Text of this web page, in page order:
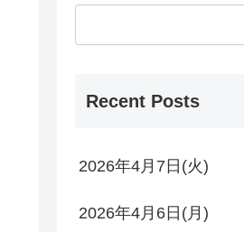
Recent Posts
2026年4月7日(火)
2026年4月6日(月)